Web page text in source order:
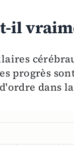
il
progrès
dans